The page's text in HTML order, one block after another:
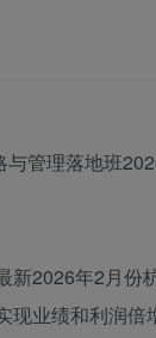
新2026年2月份
业绩和利润倍